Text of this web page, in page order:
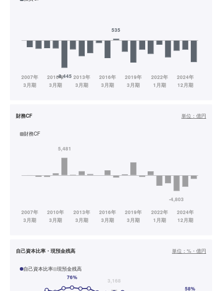
財務CF 単位： 億円
財務CF
自己資本比率・現預金残高 単位： %・億円
自己資本比率 現預金残高